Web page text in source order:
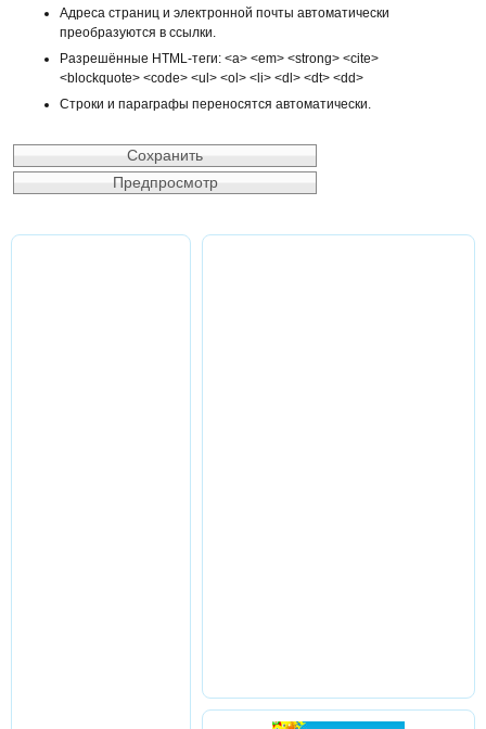
Адреса страниц и электронной почты автоматически
преобразуются в ссылки.
Разрешённые HTML-теги: <a> <em> <strong> <cite>
<blockquote> <code> <ul> <ol> <li> <dl> <dt> <dd>
Строки и параграфы переносятся автоматически.